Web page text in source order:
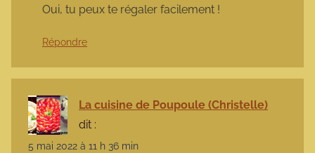
Oui, tu peux te régaler facilement !
Répondre
La cuisine de Poupoule (Christelle)
dit :
5 mai 2022 à 11 h 36 min